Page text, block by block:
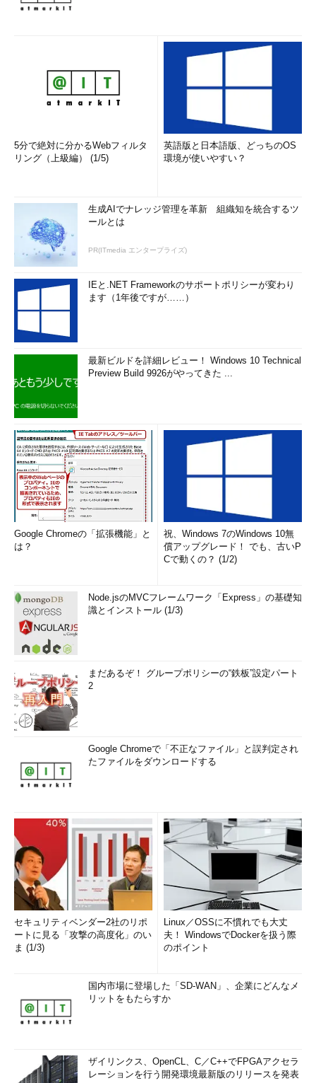
5分で絶対に分かるWebフィルタ
リング（上級編） (1/5)
英語版と日本語版、どっちのOS
環境が使いやすい？
生成AIでナレッジ管理を革新 組織知を統合するツ
ールとは
PR(ITmedia エンタープライズ)
IEと.NET Frameworkのサポートポリシーが変わり
ます（1年後ですが……）
最新ビルドを詳細レビュー！ Windows 10 Technical
Preview Build 9926がやってきた ...
Google Chromeの「拡張機能」と
は？
祝、Windows 7のWindows 10無
償アップグレード！ でも、古いP
Cで動くの？ (1/2)
Node.jsのMVCフレームワーク「Express」の基礎知
識とインストール (1/3)
まだあるぞ！ グループポリシーの“鉄板”設定パート
2
Google Chromeで「不正なファイル」と誤判定され
たファイルをダウンロードする
セキュリティベンダー2社のリポ
ートに見る「攻撃の高度化」のい
ま (1/3)
Linux／OSSに不慣れでも大丈
夫！ WindowsでDockerを扱う際
のポイント
国内市場に登場した「SD-WAN」、企業にどんなメ
リットをもたらすか
ザイリンクス、OpenCL、C／C++でFPGAアクセラ
レーションを行う開発環境最新版のリリースを発表